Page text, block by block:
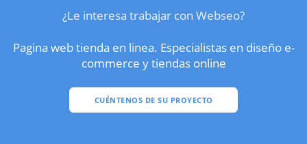
¿Le interesa trabajar con Webseo?
Pagina web tienda en linea. Especialistas en diseño e-
commerce y tiendas online
CUÉNTENOS DE SU PROYECTO